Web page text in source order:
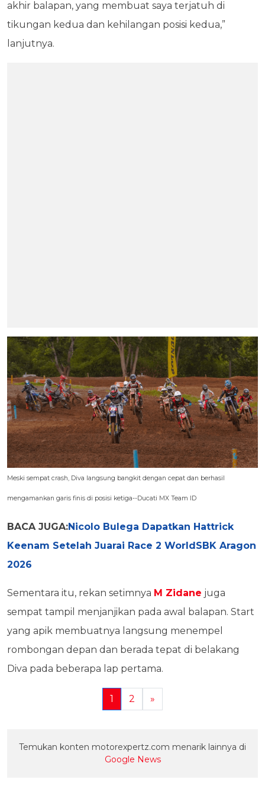
akhir balapan, yang membuat saya terjatuh di
tikungan kedua dan kehilangan posisi kedua,”
lanjutnya.
Meski sempat crash, Diva langsung bangkit dengan cepat dan berhasil
mengamankan garis finis di posisi ketiga--Ducati MX Team ID
BACA JUGA:Nicolo Bulega Dapatkan Hattrick
Keenam Setelah Juarai Race 2 WorldSBK Aragon
2026
Sementara itu, rekan setimnya M Zidane juga
sempat tampil menjanjikan pada awal balapan. Start
yang apik membuatnya langsung menempel
rombongan depan dan berada tepat di belakang
Diva pada beberapa lap pertama.
1 2 »
Temukan konten motorexpertz.com menarik lainnya di
Google News